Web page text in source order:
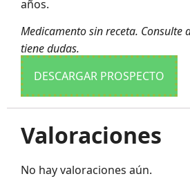
años.
Medicamento sin receta. Consulte
tiene dudas.
DESCARGAR PROSPECTO
Valoraciones
No hay valoraciones aún.